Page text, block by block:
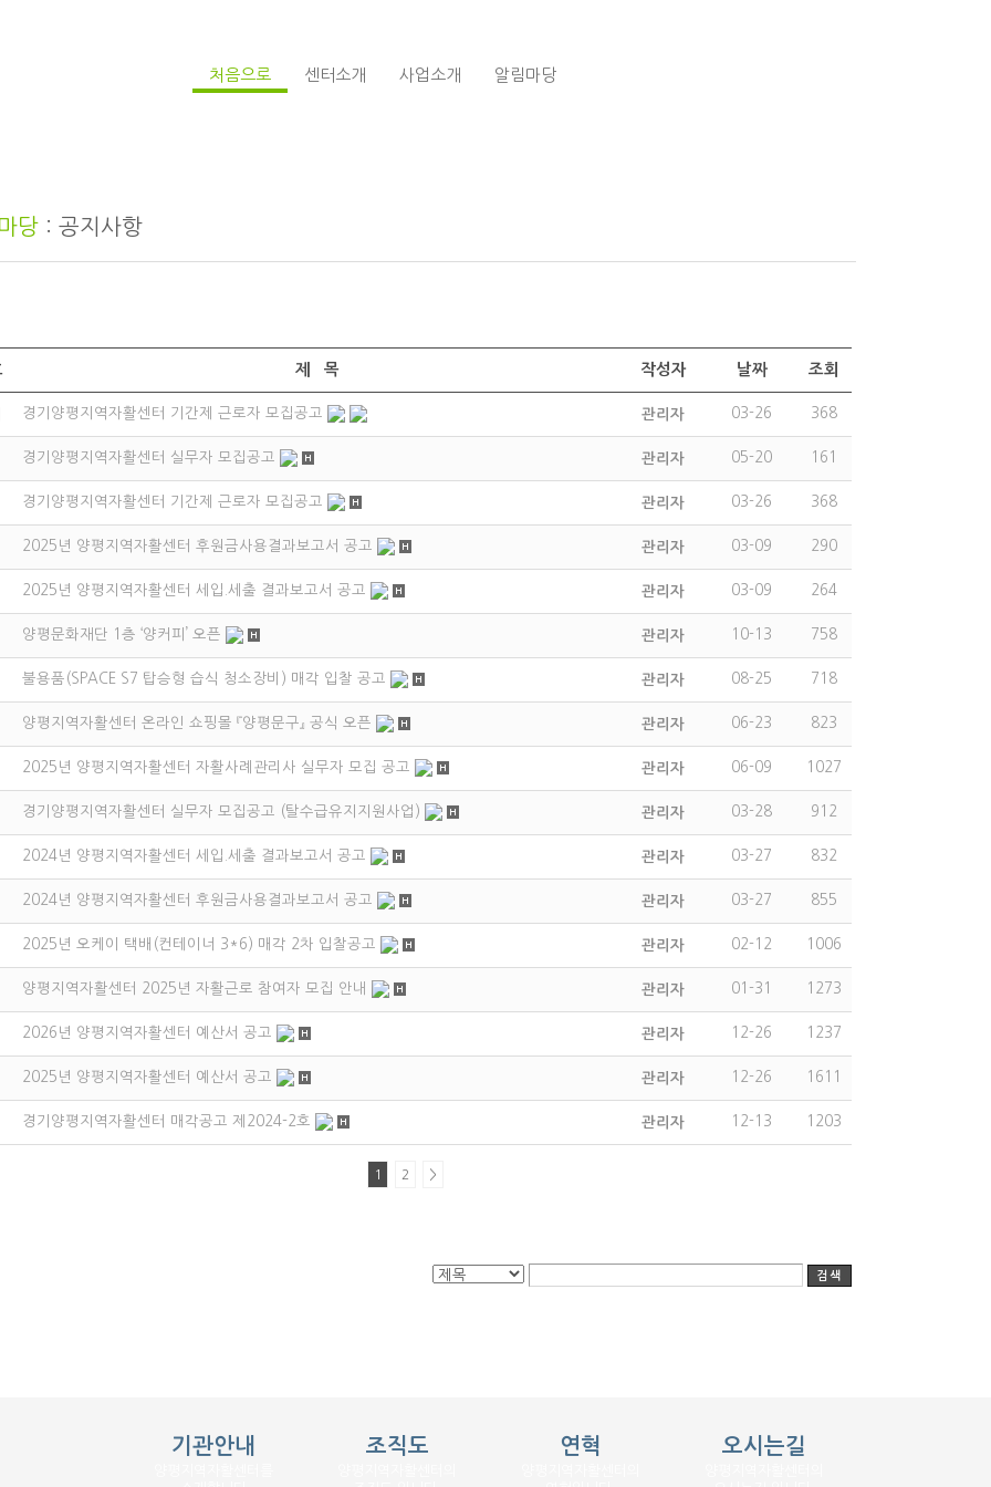
처음으로 센터소개 사업소개 알림마당
당 : 공지사항
제 목 작성자 날짜 조회
경기양평지역자활센터 기간제 근로자 모집공고 관리자 03-26 368
경기양평지역자활센터 실무자 모집공고 관리자 05-20 161
경기양평지역자활센터 기간제 근로자 모집공고 관리자 03-26 368
2025년 양평지역자활센터 후원금사용결과보고서 공고 관리자 03-09 290
2025년 양평지역자활센터 세입.세출 결과보고서 공고 관리자 03-09 264
양평문화재단 1층 ‘양커피’ 오픈 관리자 10-13 758
불용품(SPACE S7 탑승형 습식 청소장비) 매각 입찰 공고 관리자 08-25 718
양평지역자활센터 온라인 쇼핑몰 『양평문구』 공식 오픈 관리자 06-23 823
2025년 양평지역자활센터 자활사례관리사 실무자 모집 공고 관리자 06-09 1027
경기양평지역자활센터 실무자 모집공고 (탈수급유지지원사업) 관리자 03-28 912
2024년 양평지역자활센터 세입.세출 결과보고서 공고 관리자 03-27 832
2024년 양평지역자활센터 후원금사용결과보고서 공고 관리자 03-27 855
2025년 오케이 택배(컨테이너 3*6) 매각 2차 입찰공고 관리자 02-12 1006
양평지역자활센터 2025년 자활근로 참여자 모집 안내 관리자 01-31 1273
2026년 양평지역자활센터 예산서 공고 관리자 12-26 1237
2025년 양평지역자활센터 예산서 공고 관리자 12-26 1611
경기양평지역자활센터 매각공고 제2024-2호 관리자 12-13 1203
1 2 >
기관안내 조직도 연혁 오시는길